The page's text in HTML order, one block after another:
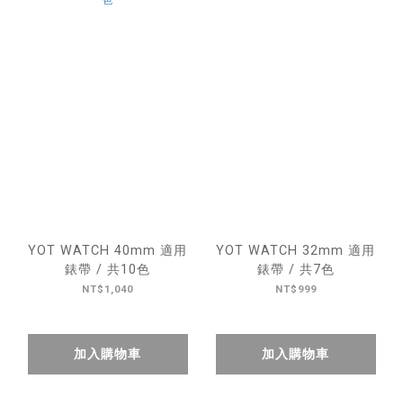
YOT WATCH 40mm 適用
錶帶 / 共10色
NT$1,040
加入購物車
YOT WATCH 32mm 適用
錶帶 / 共7色
NT$999
加入購物車